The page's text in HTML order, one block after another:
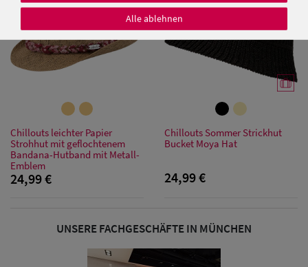
Damen Caps
Baseball Caps
Damen UV-
Schutz Caps
Bandana Caps
Chillouts leichter Papier
Strohhut mit geflochtenem
Bandana-Hutband mit Metall-
Emblem
24,99 €
Chillouts Sommer Strickhut
Bucket Moya Hat
24,99 €
UNSERE FACHGESCHÄFTE IN MÜNCHEN
Alle ablehnen